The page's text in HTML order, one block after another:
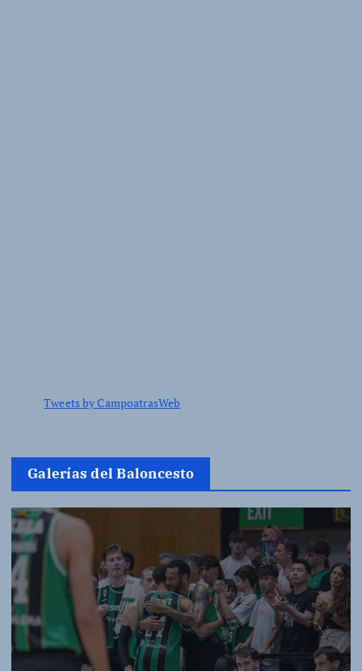
Tweets by CampoatrasWeb
Galerías del Baloncesto